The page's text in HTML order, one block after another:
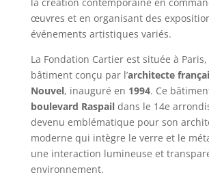
œuvres et en organisant des
événements artistiques variés.
La Fondation Cartier est située à
bâtiment conçu par l’architecte
Nouvel, inauguré en 1994. Ce
boulevard Raspaildans le 14e
devenu emblématique pour son
moderne qui intègre le verre et le
une interaction lumineuse et
environnement.